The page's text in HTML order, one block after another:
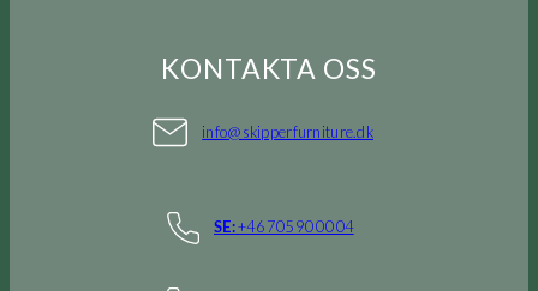
KONTAKTA OSS
info@skipperfurniture.dk
SE:+46 705 90 00 04